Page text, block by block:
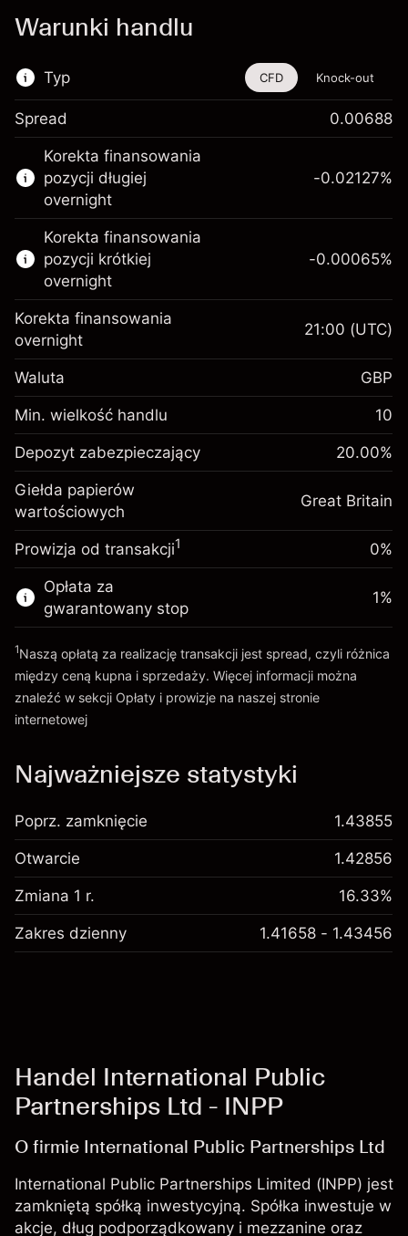
Warunki handlu
Typ
Ten instrument finansowy jest dostępny do
handlu poprzez CFD i opcje knock-out
Więcej informacji:
Kontrakty CFD
Opcje knock-out
CFD Knock-out
Spread 0.00688
Korekta finansowania
pozycji długiej
overnight
Depozyt
zabezpieczający. Twoja
inwestycja
£1,000.00
Opłata overnight za
utrzymanie pozycji
Opłaty od pełnej wartości
pozycji
-0.021271
%
Rozmiar transakcji z dźwignią ~
Środki z dźwigni ~£4,000.00
Idź do platformy
-0.02127%
Korekta finansowania
pozycji krótkiej
overnight
Depozyt
zabezpieczający. Twoja
inwestycja
£1,000.00
Opłata overnight za
utrzymanie pozycji
Opłaty od pełnej wartości
pozycji
%
Rozmiar transakcji z dźwignią ~
Środki z dźwigni ~
£4,000.00
Idź do platformy
-0.00065%
Korekta finansowania
overnight
21:00 (UTC)
Waluta GBP
Min. wielkość handlu 10
Depozyt zabezpieczający 20.00%
Giełda papierów
wartościowych
Great Britain
Prowizja od transakcji1 0%
Opłata za
gwarantowany stop
Opłaty i Prowizje
1%
1Naszą opłatą za realizację transakcji jest spread, czyli różnica
między ceną kupna i sprzedaży. Więcej informacji można
znaleźć w sekcji Opłaty i prowizje na naszej stronie
internetowej
Najważniejsze statystyki
Poprz. zamknięcie 1.43855
Otwarcie 1.42856
Zmiana 1 r. 16.33%
Zakres dzienny 1.41658 - 1.43456
Handel International Public
Partnerships Ltd - INPP
O firmie International Public Partnerships Ltd
International Public Partnerships Limited (INPP) jest
zamkniętą spółką inwestycyjną. Spółka inwestuje w
akcje, dług podporządkowany i mezzanine oraz